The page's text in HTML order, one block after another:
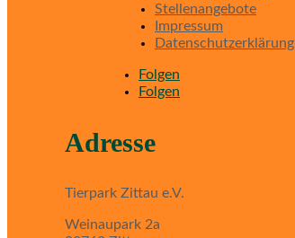
Stellenangebote
Impressum
Datenschutzerklärung
Folgen
Folgen
Adresse
Tierpark Zittau e.V.
Weinaupark 2a